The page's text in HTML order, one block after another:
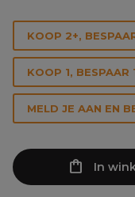
KOOP 2+,
KOOP 1, BESPAAR
MELD JE AAN EN
In